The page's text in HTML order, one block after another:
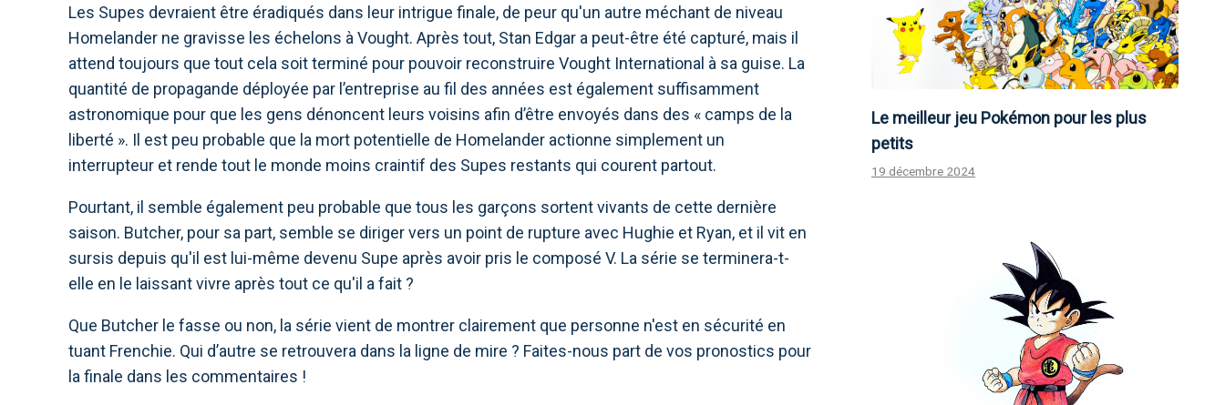
Les Supes devraient être éradiqués dans leur intrigue finale, de peur qu'un autre méchant de niveau
Homelander ne gravisse les échelons à Vought. Après tout, Stan Edgar a peut-être été capturé, mais il
attend toujours que tout cela soit terminé pour pouvoir reconstruire Vought International à sa guise. La
quantité de propagande déployée par l’entreprise au fil des années est également suffisamment
astronomique pour que les gens dénoncent leurs voisins afin d’être envoyés dans des « camps de la
liberté ». Il est peu probable que la mort potentielle de Homelander actionne simplement un
interrupteur et rende tout le monde moins craintif des Supes restants qui courent partout.
Pourtant, il semble également peu probable que tous les garçons sortent vivants de cette dernière
saison. Butcher, pour sa part, semble se diriger vers un point de rupture avec Hughie et Ryan, et il vit en
sursis depuis qu'il est lui-même devenu Supe après avoir pris le composé V. La série se terminera-t-
elle en le laissant vivre après tout ce qu'il a fait ?
Que Butcher le fasse ou non, la série vient de montrer clairement que personne n'est en sécurité en
tuant Frenchie. Qui d’autre se retrouvera dans la ligne de mire ? Faites-nous part de vos pronostics pour
la finale dans les commentaires !
Le meilleur jeu Pokémon pour les plus
petits
19 décembre 2024